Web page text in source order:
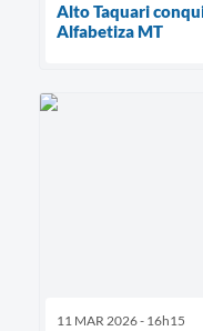
Alto Taquari
Alfabetiza MT
11 MAR 2026 - 16h15